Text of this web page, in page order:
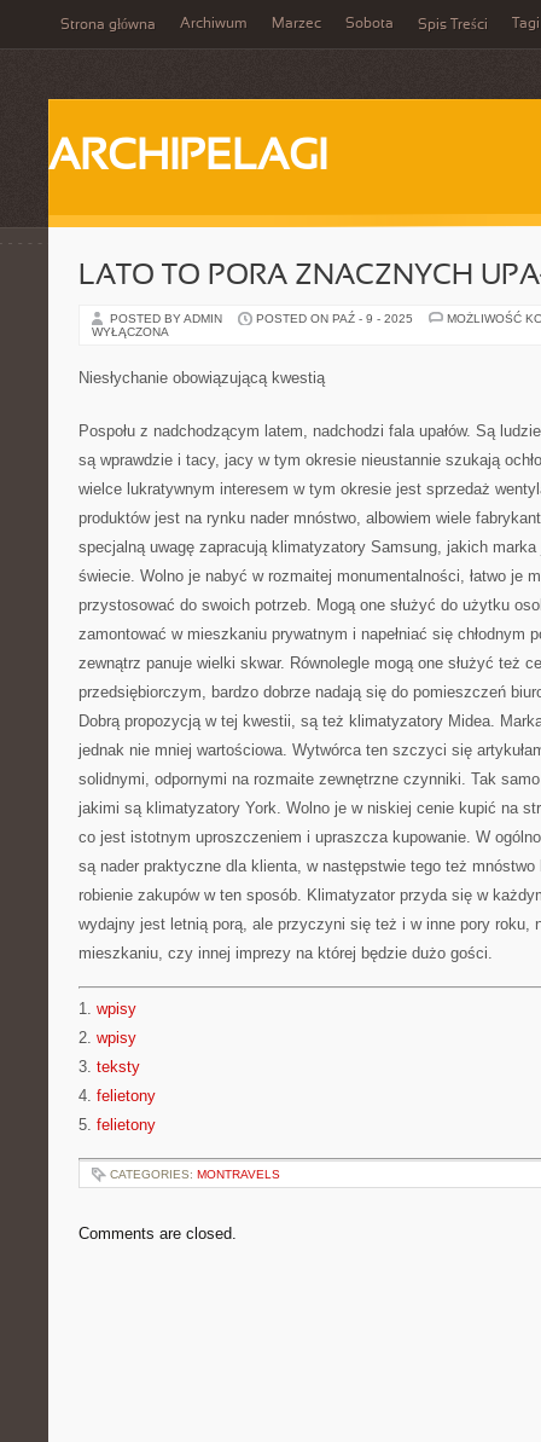
Strona główna Archiwum Marzec Sobota Spis Treści Tagi
ARCHIPELAGI
LATO TO PORA ZNACZNYCH
POSTED BY ADMIN POSTED ON PAŹ - 9 - 2025
MOŻLIWOŚĆ
WYŁĄCZONA
Niesłychanie obowiązującą kwestią
Pospołu z nadchodzącym latem, nadchodzi fala upałów. Są
są wprawdzie i tacy, jacy w tym okresie nieustannie szukają
wielce lukratywnym interesem w tym okresie jest sprzedaż
produktów jest na rynku nader mnóstwo, albowiem wiele
specjalną uwagę zapracują klimatyzatory Samsung, jakich marka
świecie. Wolno je nabyć w rozmaitej monumentalności, łatwo je
przystosować do swoich potrzeb. Mogą one służyć do użytku
zamontować w mieszkaniu prywatnym i napełniać się chłodnym
zewnątrz panuje wielki skwar. Równolegle mogą one służyć też
przedsiębiorczym, bardzo dobrze nadają się do pomieszczeń
Dobrą propozycją w tej kwestii, są też klimatyzatory Midea.
jednak nie mniej wartościowa. Wytwórca ten szczyci się
solidnymi, odpornymi na rozmaite zewnętrzne czynniki. Tak
jakimi są klimatyzatory York. Wolno je w niskiej cenie kupić na
co jest istotnym uproszczeniem i upraszcza kupowanie. W
są nader praktyczne dla klienta, w następstwie tego też
robienie zakupów w ten sposób. Klimatyzator przyda się w
wydajny jest letnią porą, ale przyczyni się też i w inne pory roku,
mieszkaniu, czy innej imprezy na której będzie dużo gości.
1. wpisy
2. wpisy
3. teksty
4. felietony
5. felietony
CATEGORIES: MONTRAVELS
Comments are closed.